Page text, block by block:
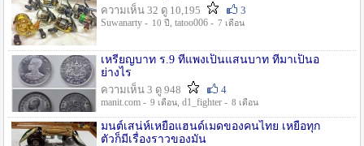
ความเห็น 32 ดู 10,195
3
Suwanarty - 10 ปี , tatoo006 - 7 เดือน
เหรียญบาท ร.9 ที่แพงเป็นแสนบาท ที่มาเป็นอ
ย่างไร
ความเห็น 3 ดู 948
4
manit.com - 9 เดือน, d1_fighter - 8 เดือน
มนต์เสน่ห์เหยื่อแฮนด์เมดของคนไทย เหยื่อทุก
ตัวก็มีเรื่องราวของมัน